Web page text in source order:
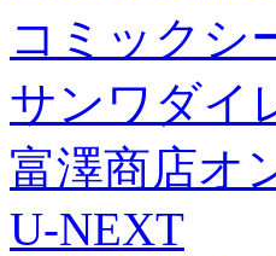
コミックシ
サンワダイ
富澤商店オ
U-NEXT